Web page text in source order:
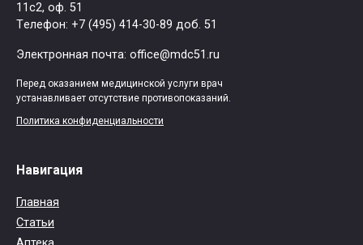
11с2, оф. 51
Tелефон: +7 (495) 414-30-89 доб. 51
Электронная почта: office@mdc51.ru
Перед оказанием медицинской услуги врач
устанавливает отсутствие противопоказаний.
Политика конфиденциальности
Навигация
Главная
Статьи